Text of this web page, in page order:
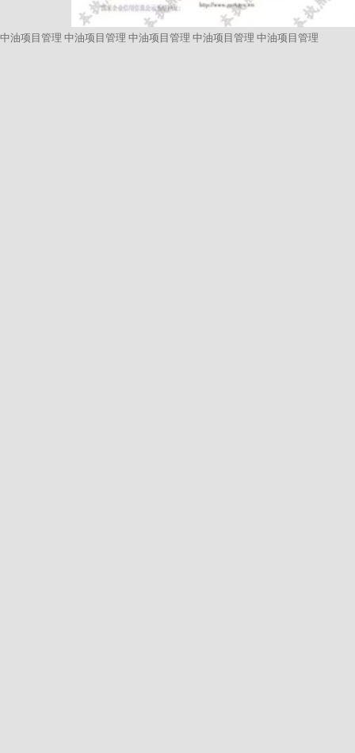
中油项目管理 中油项目管理 中油项目管理 中油项目管理 中油项目管理